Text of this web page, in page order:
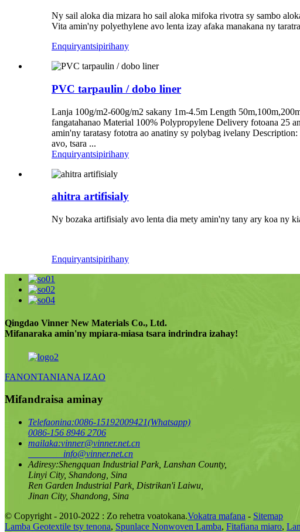
Ny sail aloka dia mizara ho sail aloka mifoka rivotra sy sambo
Vita amin'ny polyethylene avo lenta izay afaka manakana ny
Enquiryantsipirihany
PVC tarpaulin / dobo liner
Lanja 100g/m2-600g/m2 sakany 1m-4.5m Length
fangatahanao Material 100% Polypropylene Delivery fotoana 25
amin'ny taratasy fototra ao anatiny sy polybag ivelany
avo, tsara ...
Enquiryantsipirihany
ahitra artifisialy
Ny bozaka artifisialy avo lenta dia mety amin'ny tany ary koa ny
Enquiryantsipirihany
Qingdao Vinner New Materials Co., Ltd.
Mifanaraka amin'ny mpiara-miasa tsara indrindra izahay!
FANONTANIANA IZAO
Mifandraisa aminay
Telefaonina:0086-15192009421(Whatsapp)
0086-156 8946 2706
mailaka:vinner@vinner.net.cn
info@vinner.net.cn
Adiresy:Shengquan Industrial Park, Lanshan County,
Linyi City, Shandong, Sina
Ren Garden Industrial Park, Distrikan'i Laiwu,
Jinan City, Shandong, Sina
© Copyright - 2010-2022 : Zo rehetra voatokana.Vokatra mafana - Sitemap
Lamba Geotextile tsy tenona, Spunlace Nonwoven Lamba, Fitafiana miaro,